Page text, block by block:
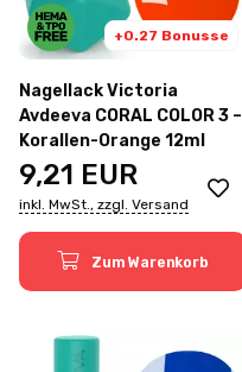
+0.27 Bonusse
Nagellack Victoria
Avdeeva CORAL COLOR 3 –
Korallen-Orange 12ml
9,21 EUR
inkl. MwSt., zzgl. Versand
Zum Warenkorb